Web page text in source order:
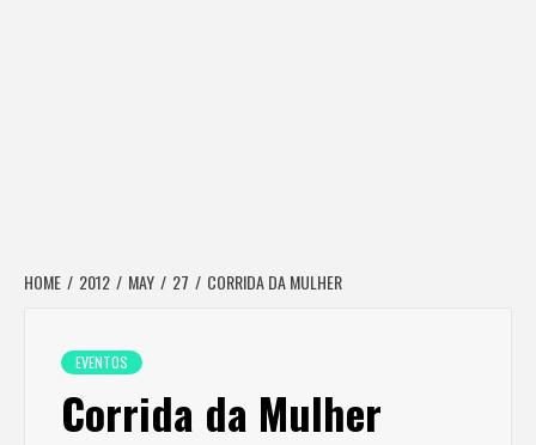
HOME 2012 MAY 27 CORRIDA DA MULHER
EVENTOS
Corrida da Mulher